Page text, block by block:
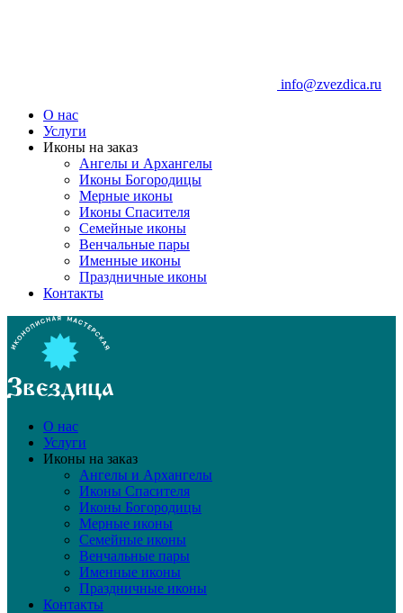
info@zvezdica.ru
О нас
Услуги
Иконы на заказ
Ангелы и Архангелы
Иконы Богородицы
Мерные иконы
Иконы Спасителя
Семейные иконы
Венчальные пары
Именные иконы
Праздничные иконы
Контакты
О нас
Услуги
Иконы на заказ
Ангелы и Архангелы
Иконы Спасителя
Иконы Богородицы
Мерные иконы
Семейные иконы
Венчальные пары
Именные иконы
Праздничные иконы
Контакты